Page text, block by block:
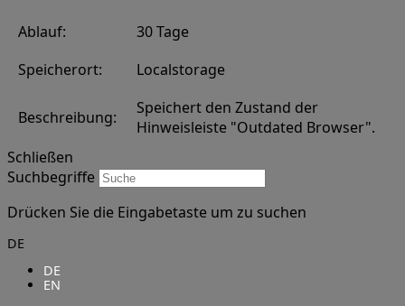
Ablauf:
30 Tage
Speicherort:
Localstorage
Beschreibung:
Speichert den Zustand der
Hinweisleiste "Outdated Browser".
Schließen
Suchbegriffe
Drücken Sie die Eingabetaste um zu suchen
DE
DE
EN